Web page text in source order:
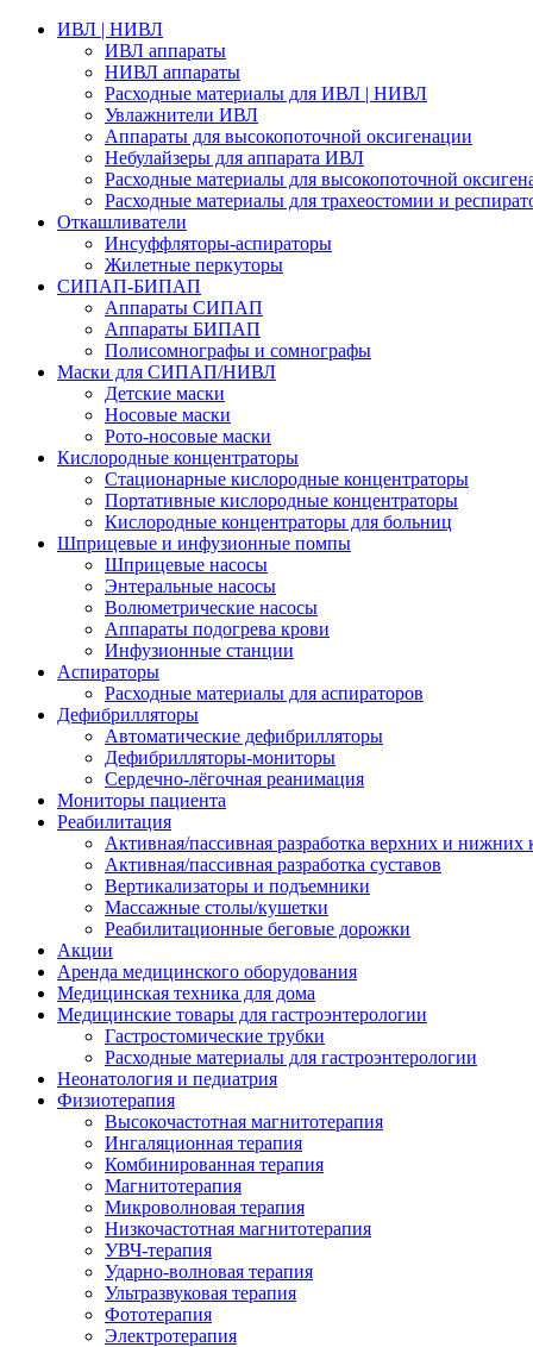
ИВЛ | НИВЛ
ИВЛ аппараты
НИВЛ аппараты
Расходные материалы для ИВЛ | НИВЛ
Увлажнители ИВЛ
Аппараты для высокопоточной оксигенации
Небулайзеры для аппарата ИВЛ
Расходные материалы для высокопоточной
Расходные материалы для трахеостомии и
Откашливатели
Инсуффляторы-аспираторы
Жилетные перкуторы
CИПАП-БИПАП
Аппараты СИПАП
Аппараты БИПАП
Полисомнографы и сомнографы
Маски для СИПАП/НИВЛ
Детские маски
Носовые маски
Рото-носовые маски
Кислородные концентраторы
Стационарные кислородные концентраторы
Портативные кислородные концентраторы
Кислородные концентраторы для больниц
Шприцевые и инфузионные помпы
Шприцевые насосы
Энтеральные насосы
Волюметрические насосы
Аппараты подогрева крови
Инфузионные станции
Аспираторы
Расходные материалы для аспираторов
Дефибрилляторы
Автоматические дефибрилляторы
Дефибрилляторы-мониторы
Сердечно-лёгочная реанимация
Мониторы пациента
Реабилитация
Активная/пассивная разработка верхних и нижних
Активная/пассивная разработка суставов
Вертикализаторы и подъемники
Массажные столы/кушетки
Реабилитационные беговые дорожки
Акции
Аренда медицинского оборудования
Медицинская техника для дома
Медицинские товары для гастроэнтерологии
Гастростомические трубки
Расходные материалы для гастроэнтерологии
Неонатология и педиатрия
Физиотерапия
Высокочастотная магнитотерапия
Ингаляционная терапия
Комбинированная терапия
Магнитотерапия
Микроволновая терапия
Низкочастотная магнитотерапия
УВЧ-терапия
Ударно-волновая терапия
Ультразвуковая терапия
Фототерапия
Электротерапия